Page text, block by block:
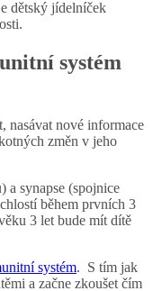
dětský jídelníček
systém
nasávat nové informace
změn v jeho
a synapse (spojnice
během prvních 3
3 let bude mít dítě
systém. S tím jak
a začne zkoušet čím